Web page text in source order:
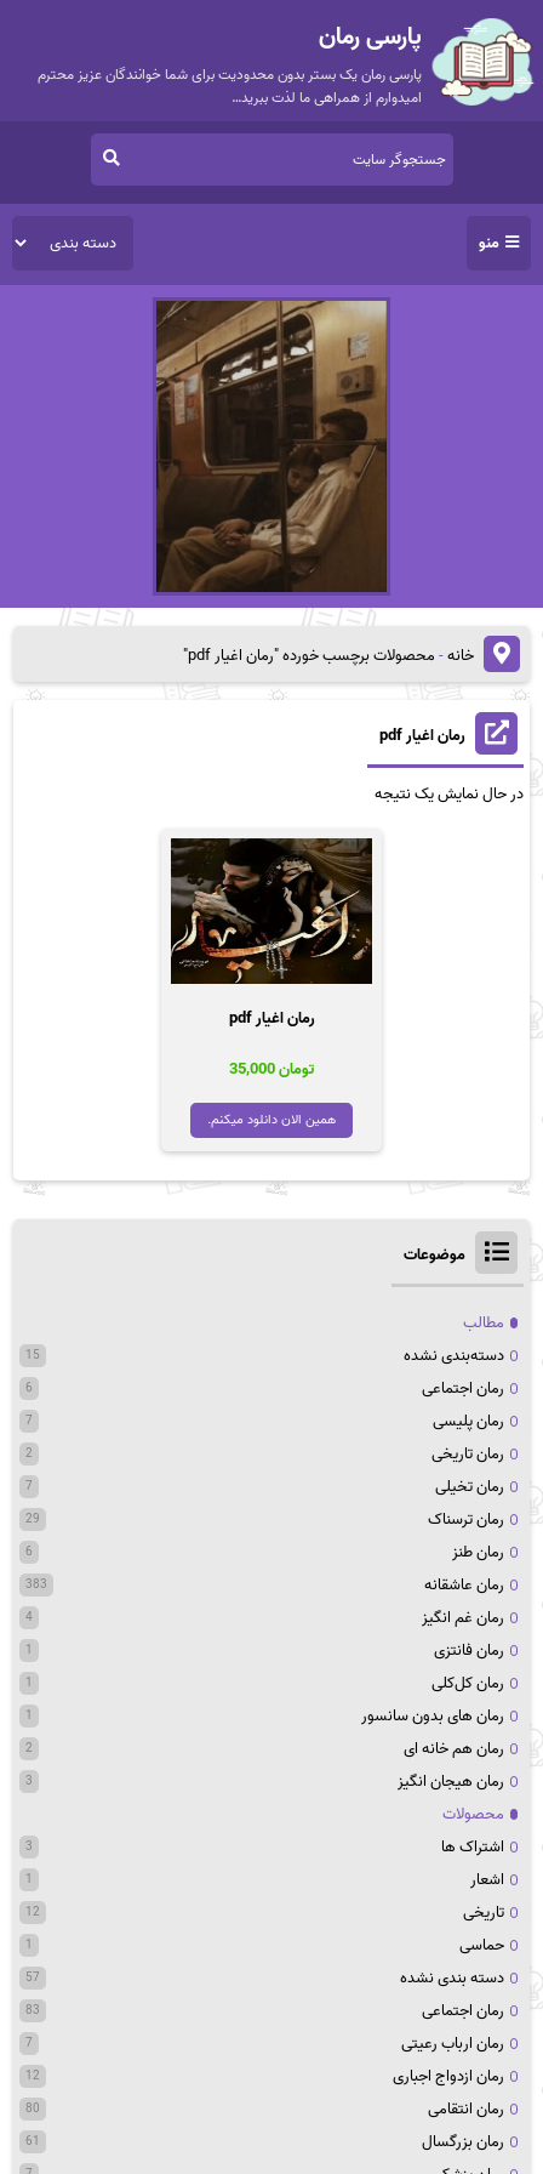
پارسی رمان
پارسی رمان یک بستر بدون محدودیت برای شما خوانندگان عزیز محترم
امیدوارم از همراهی ما لذت ببرید…
منو
خانه-محصولات برچسب خورده "رمان اغیار pdf"
رمان اغیار pdf
در حال نمایش یک نتیجه
رمان اغیار pdf
تومان
همین الان دانلود میکنم.
موضوعات
مطالب
دسته‌بندی نشده
15
رمان اجتماعی 6
رمان پلیسی 7
رمان تاریخی 2
رمان تخیلی 7
رمان ترسناک 29
رمان طنز 6
رمان عاشقانه 383
رمان غم انگیز 4
رمان فانتزی 1
رمان کل‌کلی 1
رمان های بدون سانسور 1
رمان هم خانه ای 2
رمان هیجان انگیز 3
محصولات
اشتراک ها
3
اشعار 1
تاریخی 12
حماسی 1
دسته بندی نشده 57
رمان اجتماعی 83
رمان ارباب رعیتی 7
رمان ازدواج اجباری 12
رمان انتقامی 80
رمان بزرگسال 61